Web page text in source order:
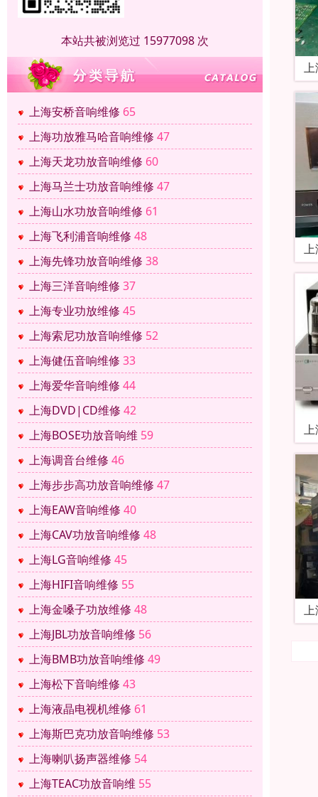
本站共被浏览过 15977098 次
上海安桥音响维修 65
上海功放雅马哈音响维修 47
上海天龙功放音响维修 60
上海马兰士功放音响维修 47
上海山水功放音响维修 61
上海飞利浦音响维修 48
上海先锋功放音响维修 38
上海三洋音响维修 37
上海专业功放维修 45
上海索尼功放音响维修 52
上海健伍音响维修 33
上海爱华音响维修 44
上海DVD|CD维修 42
上海BOSE功放音响维 59
上海调音台维修 46
上海步步高功放音响维修 47
上海EAW音响维修 40
上海CAV功放音响维修 48
上海LG音响维修 45
上海HIFI音响维修 55
上海金嗓子功放维修 48
上海JBL功放音响维修 56
上海BMB功放音响维修 49
上海松下音响维修 43
上海液晶电视机维修 61
上海斯巴克功放音响维修 53
上海喇叭扬声器维修 54
上海TEAC功放音响维 55
上
上
上
上